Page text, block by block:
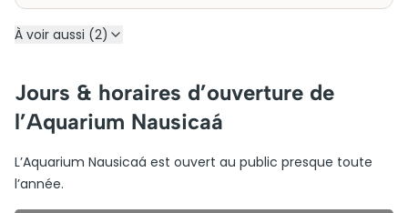
À voir aussi (2)
Jours & horaires d’ouverture de
l’Aquarium Nausicaá
L’Aquarium Nausicaá est ouvert au public presque toute
l’année.